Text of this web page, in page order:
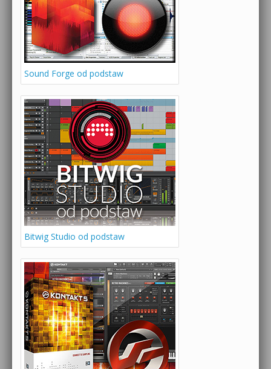
Sound Forge od podstaw
Bitwig Studio od podstaw